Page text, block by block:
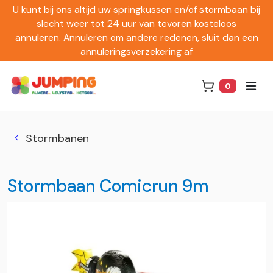
U kunt bij ons altijd uw springkussen en/of stormbaan bij
slecht weer tot 24 uur van tevoren kosteloos
annuleren. Annuleren om andere redenen, sluit dan een
annuleringsverzekering af
0
Stormbanen
Stormbaan Comicrun 9m